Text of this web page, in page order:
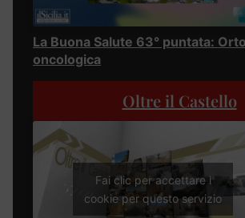
La Buona Salute 63° puntata:
oncologica
Oltre il Castello
Fai clic per accettare i
cookie per questo servizio